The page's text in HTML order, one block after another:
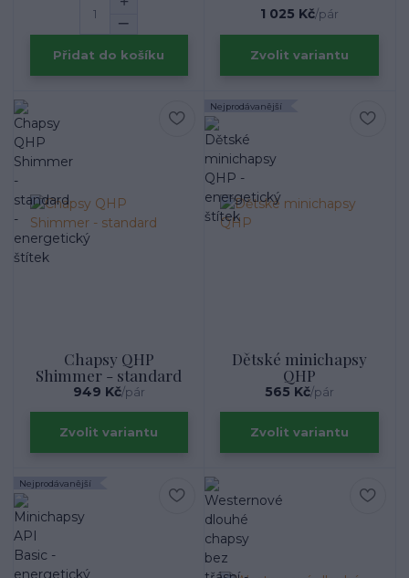
Přidat do košíku
1 025 Kč/pár
Zvolit variantu
Chapsy QHP
Shimmer - standard
949 Kč/pár
Zvolit variantu
Nejprodávanější
Dětské minichapsy
QHP
565 Kč/pár
Zvolit variantu
Nejprodávanější